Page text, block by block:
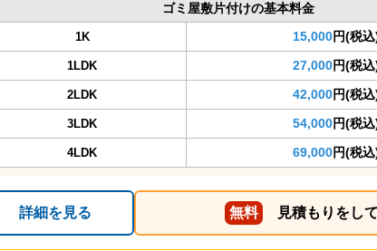
ゴミ屋敷片付けの基本料金
1K 15,000円(税
1LDK 27,000円(税
2LDK 42,000円(税
3LDK 54,000円(税
4LDK 69,000円(税
詳細を見る 無料 見積もりをし